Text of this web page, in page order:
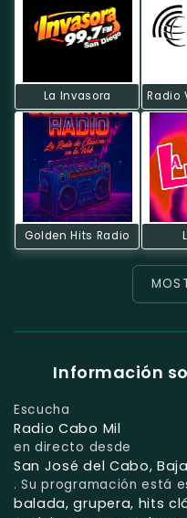
La Invasora
Golden Hits Radio
Información
Escucha
Radio Cabo Mil
en directo desde
San José del Cabo,
. Su programación está
balada, grupera, hits